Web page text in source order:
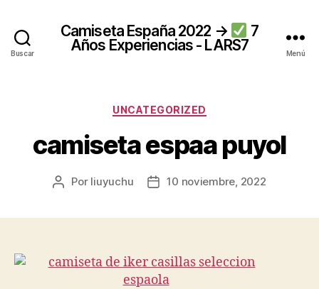
Buscar
Camiseta España 2022 →
7
Años Experiencias - LARS7
Menú
Categorías
UNCATEGORIZED
camiseta espaa puyol
Autor
Por liuyuchu
Fecha10 noviembre, 2022